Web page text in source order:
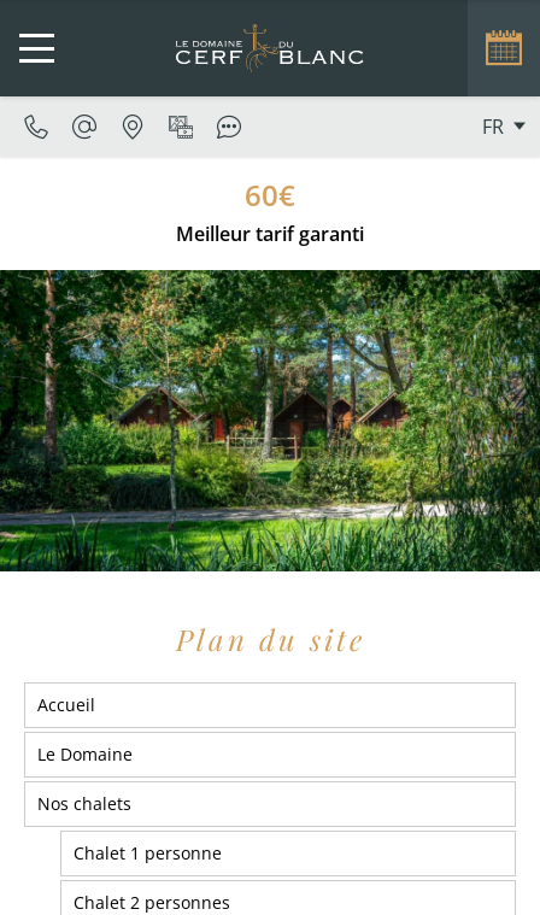
FR
60€
Meilleur tarif garanti
Plan du site
Accueil
Le Domaine
Nos chalets
Chalet 1 personne
Chalet 2 personnes